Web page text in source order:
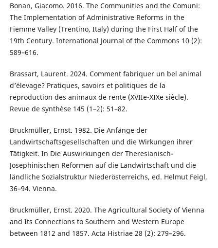
Bonan, Giacomo. 2016. The Communities and the Comuni:
The Implementation of Administrative Reforms in the
Fiemme Valley (Trentino, Italy) during the First Half of the
19th Century. International Journal of the Commons 10 (2):
589–616.
Brassart, Laurent. 2024. Comment fabriquer un bel animal
d’élevage? Pratiques, savoirs et politiques de la
reproduction des animaux de rente (XVIIe-XIXe siècle).
Revue de synthèse 145 (1–2): 51–82.
Bruckmüller, Ernst. 1982. Die Anfänge der
Landwirtschaftsgesellschaften und die Wirkungen ihrer
Tätigkeit. In Die Auswirkungen der Theresianisch-
Josephinischen Reformen auf die Landwirtschaft und die
ländliche Sozialstruktur Niederösterreichs, ed. Helmut Feigl,
36–94. Vienna.
Bruckmüller, Ernst. 2020. The Agricultural Society of Vienna
and Its Connections to Southern and Western Europe
between 1812 and 1857. Acta Histriae 28 (2): 279–296.